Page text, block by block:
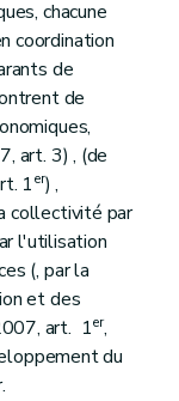
– Décret du 18 juillet 2002, art. 10)
chacune
coordination
de
de
art. 3) , (de
1er) ,
collectivité par
l'utilisation
(, par la
et des
art. 1er,
du